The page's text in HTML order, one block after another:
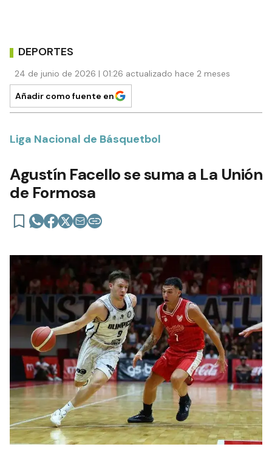
DEPORTES
24 de junio de 2026 | 01:26 actualizado hace 2 meses
Añadir como fuente en
Liga Nacional de Básquetbol
Agustín Facello se suma a La Unión
de Formosa